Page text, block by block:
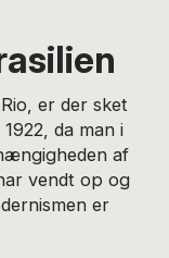
er der sket
da man i
af
vendt op og
er